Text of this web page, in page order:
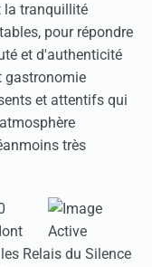
la tranquillité
pour répondre
et d'authenticité
gastronomie
et attentifs qui
très
Relais du Silence